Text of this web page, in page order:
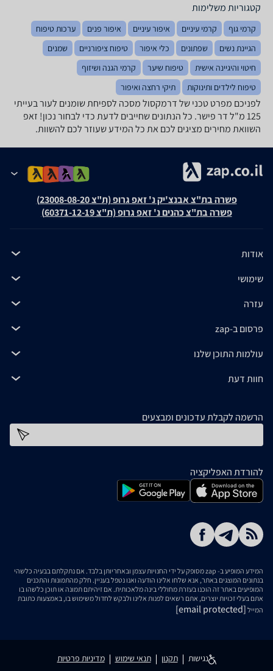
קטגוריות משלימות
קרמי גוף קרמי עיניים איפור עיניים איפור פנים
ערכות טיפוח
הגיינת נשים
שפתונים כלי איפור טיפוח ציפורניים
שמנים
חיטוי והיגיינה אישית
טיפוח שיער
קרמי הגנה ושיזוף
טיפוח לילדים ותינוקות
תיקי רחצה ואיפור
לפניכם מפרט טכני של דרמקסול מסכה לספיחת שומנים לעור בעייתי
125 מ"ל ‏דר פישר. כל הנתונים שחייבים לדעת כדי לבחור נכון! זאפ
השוואת מחירים מציגים לכם את כל המידע שעוזר לכם להשוות.
פשרה בת"צ אבנצ'יק נ' זאפ גרופ (ת"צ 23008-08-20)
פשרה בת"צ כהנים נ' זאפ גרופ (ת"צ 60371-12-19)
אודות
שימושי
עזרה
פרסום ב-zap
עולמות התוכן שלנו
חוות דעת
הרשמה לקבלת עדכונים ומבצעים
להורדת האפליקציה
המידע המופיע ב- zap מסופק על ידי החנויות עצמן ובאחריותן בלבד. אם נתקלתם בבעיה כלשהי
בנתונים המוצגים באתר, אנא שלחו אלינו הודעה ואנו נטפל בעניין. חלק מהתמונות והתכנים
המופיעים באתר זה הוכנו בעזרת מחוללי בינה מלאכותית. אם זיהיתם תמונה או תוכן כלשהו בו
אתם בעלי זכויות יוצרים, אתם רשאים לפנות אלינו ולבקש לחדול משימוש בו, באמצעות כתובת
המייל [email protected]
נגישות תקנון תנאי שימוש מדיניות פרטיות